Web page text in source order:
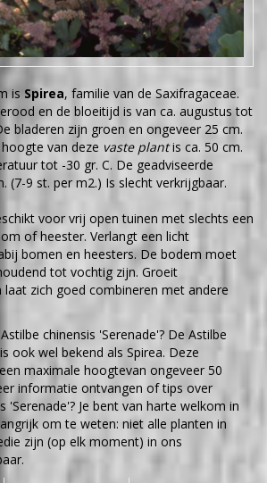
is Spirea, familie van de Saxifragaceae.
en de bloeitijd is van ca. augustus tot
bladeren zijn groen en ongeveer 25 cm.
van deze vaste plantis ca. 50 cm.
tot -30 gr. C. De geadviseerde
(7-9 st. per m2.) Is slecht verkrijgbaar.
voor vrij open tuinen met slechts een
of heester. Verlangt een licht
bomen en heesters. De bodem moet
tot vochtig zijn. Groeit
laat zich goed combineren met andere
chinensis 'Serenade'? De Astilbe
ook wel bekend als Spirea. Deze
maximale hoogtevan ongeveer 50
informatie ontvangen of tips over
'Serenade'? Je bent van harte welkom in
om te weten: niet alle planten in
zijn (op elk moment) in ons